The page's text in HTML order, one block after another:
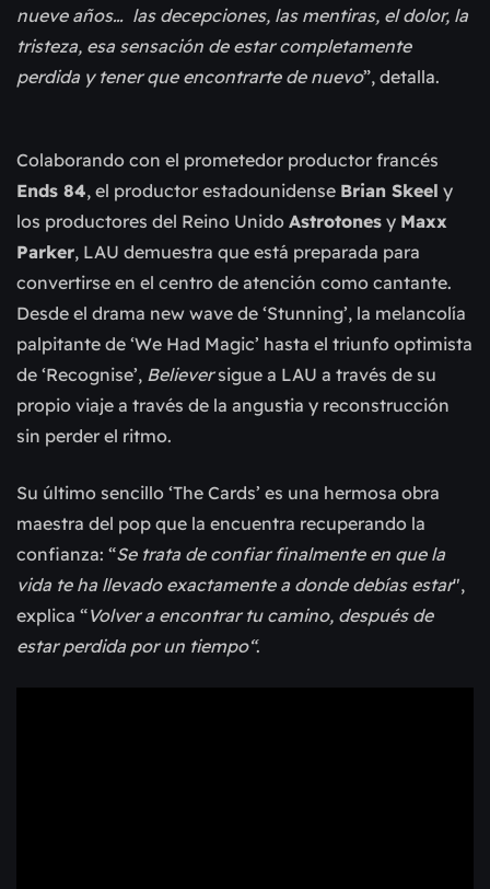
nueve años… las decepciones, las mentiras, el dolor, la
tristeza, esa sensación de estar completamente
perdida y tener que encontrarte de nuevo”, detalla.
Colaborando con el prometedor productor francés
Ends 84, el productor estadounidense Brian Skeel y
los productores del Reino Unido Astrotones y Maxx
Parker, LAU demuestra que está preparada para
convertirse en el centro de atención como cantante.
Desde el drama new wave de ‘Stunning’, la melancolía
palpitante de ‘We Had Magic’ hasta el triunfo optimista
de ‘Recognise’, Believersigue a LAU a través de su
propio viaje a través de la angustia y reconstrucción
sin perder el ritmo.
Su último sencillo ‘The Cards’ es una hermosa obra
maestra del pop que la encuentra recuperando la
confianza: “Se trata de confiar finalmente en que la
vida te ha llevado exactamente a donde debías estar",
explica “Volver a encontrar tu camino, después de
estar perdida por un tiempo“.